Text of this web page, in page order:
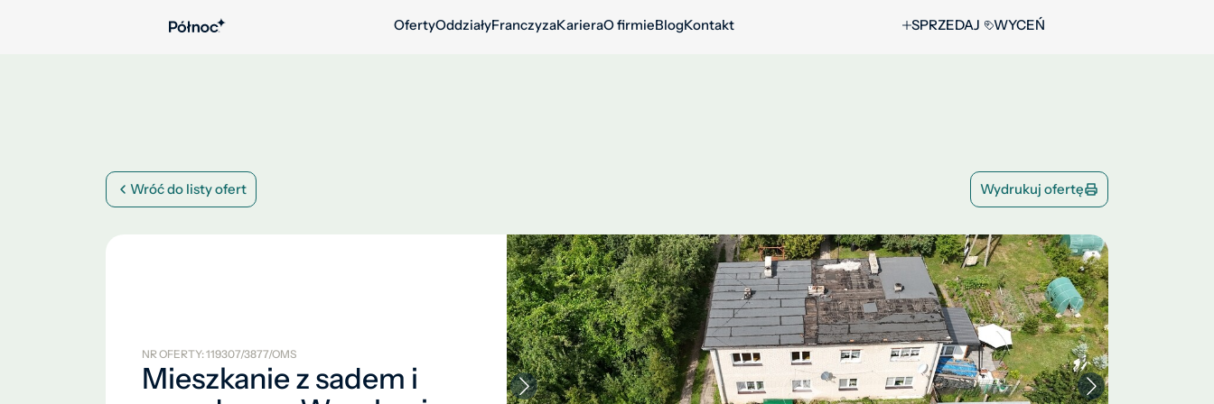
OfertyOddziałyFranczyzaKarieraO firmieBlogKontakt SPRZEDAJ WYCEŃ
Wróć do listy ofert Wydrukuj ofertę
NR OFERTY: 119307/3877/OMS
Mieszkanie z sadem i